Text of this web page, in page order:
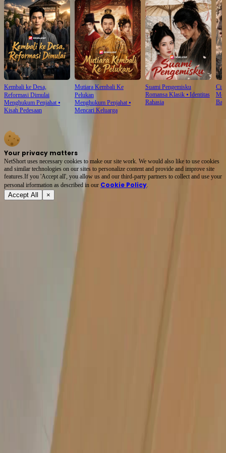
Kembali ke Desa,
Reformasi Dimulai
Menghukum Penjahat ⦁
Kisah Pedesaan
Mutiara Kembali Ke
Pelukan
Menghukum Penjahat⦁
Mencari Keluarga
Suami Pengemisku
Romansa Klasik⦁ Identitas
Rahasia
Your privacy matters
NetShort uses necessary cookies to make our site work. We would also like to use cookies
and similar technologies on our sites to personalize content and provide and improve site
features.If you 'Accept all', you allow us and our third-party partners to collect and use your
personal irformation as described in our Cookie Policy.
Accept All ×